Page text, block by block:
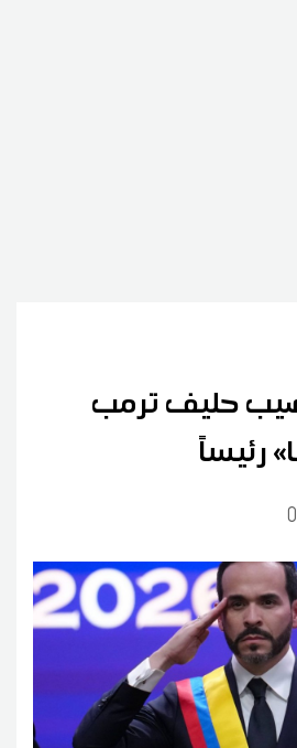
حليف ترمب
رئيساً